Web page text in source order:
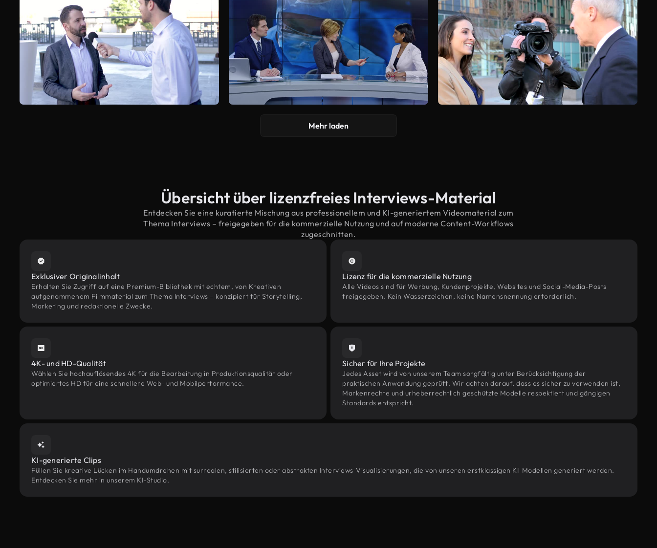
Mehr laden
Übersicht über lizenzfreies Interviews-Material
Entdecken Sie eine kuratierte Mischung aus professionellem und KI-generiertem Videomaterial zum
Thema Interviews – freigegeben für die kommerzielle Nutzung und auf moderne Content-Workflows
zugeschnitten.
Exklusiver Originalinhalt
Erhalten Sie Zugriff auf eine Premium-Bibliothek mit echtem, von Kreativen
aufgenommenem Filmmaterial zum Thema Interviews – konzipiert für Storytelling,
Marketing und redaktionelle Zwecke.
Lizenz für die kommerzielle Nutzung
Alle Videos sind für Werbung, Kundenprojekte, Websites und Social-Media-Posts
freigegeben. Kein Wasserzeichen, keine Namensnennung erforderlich.
4K- und HD-Qualität
Wählen Sie hochauflösendes 4K für die Bearbeitung in Produktionsqualität oder
optimiertes HD für eine schnellere Web- und Mobilperformance.
Sicher für Ihre Projekte
Jedes Asset wird von unserem Team sorgfältig unter Berücksichtigung der
praktischen Anwendung geprüft. Wir achten darauf, dass es sicher zu verwenden ist,
Markenrechte und urheberrechtlich geschützte Modelle respektiert und gängigen
Standards entspricht.
KI-generierte Clips
Füllen Sie kreative Lücken im Handumdrehen mit surrealen, stilisierten oder abstrakten Interviews-Visualisierungen, die von unseren erstklassigen KI-Modellen generiert werden.
Entdecken Sie mehr in unserem KI-Studio.